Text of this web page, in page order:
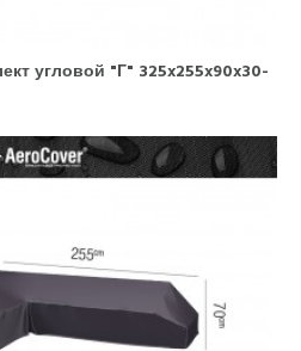
угловой "Г" 325x255x90x30-